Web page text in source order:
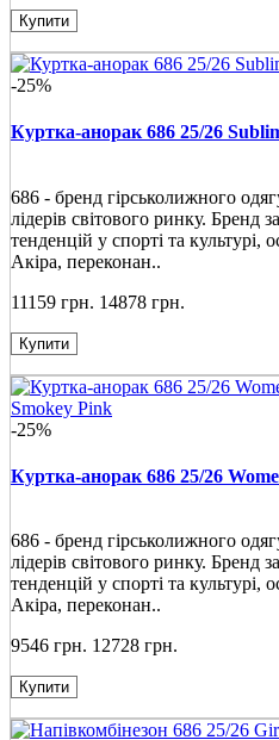
Купити
-25%
Куртка-анорак 686 25/26
686 - бренд гірськолижного
лідерів світового ринку. Бренд
тенденцій у спорті та
Акіра, переконан..
11159 грн. 14878 грн.
Купити
-25%
Куртка-анорак 686 25/26
686 - бренд гірськолижного
лідерів світового ринку. Бренд
тенденцій у спорті та
Акіра, переконан..
9546 грн. 12728 грн.
Купити